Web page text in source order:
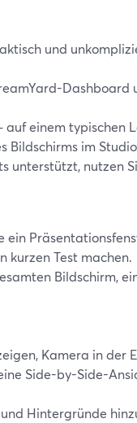
und
Dashboard
auf einem typischen
Bildschirms im
unterstützt, nutzen
ein
kurzen Test machen.
Bildschirm,
Kamera in der
Side-by-Side-
Hintergründe